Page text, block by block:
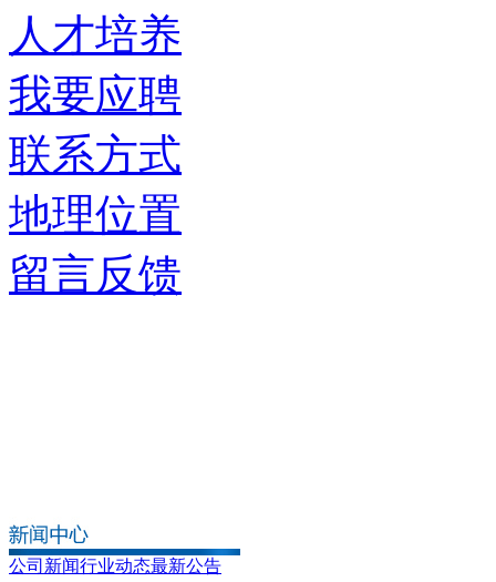
人才培养
我要应聘
联系方式
地理位置
留言反馈
公司新闻行业动态最新公告